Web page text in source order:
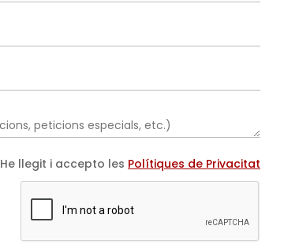
He llegit i accepto les Polítiques de Privacitat